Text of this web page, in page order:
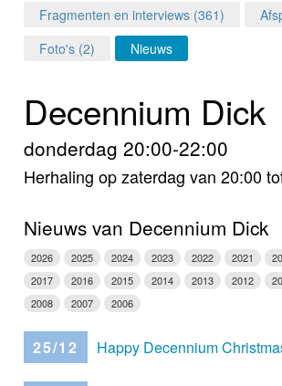
Home
Foto's
Video
Webcam
Vacatures
Info
Fragmenten en interviews (361)
Foto's (2)
Nieuws
Decennium Dick
donderdag 20:00-22:00
Herhaling op zaterdag van 20:00
Nieuws van Decennium Dick
2026 2025 2024 2023 2022 2021
2017
2016 2015 2014 2013 2012
2008
2007 2006
25/12 Happy Decennium